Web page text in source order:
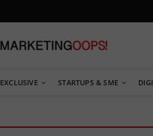
EXCLUSIVE STARTUPS & SME